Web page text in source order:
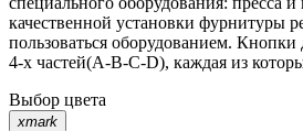
качественной установки фурнитуры
пользоваться оборудованием. Кнопки
4-х частей(А-В-С-D), каждая из
Выбор цвета
xmark